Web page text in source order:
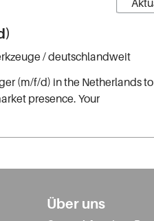
/ deutschlandweit
(m/f/d) in the Netherlands to
presence. Your
Über uns